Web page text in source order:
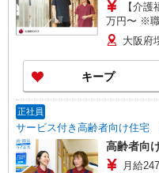
【介
万円〜 ※職務手当、特別職務手当、働きがい向上
手当、日
均5回分）
ます。 ◎残業時は別途時間外手当支給（超過1
分
大阪府
キープ
正社員
サービス付き高齢者向け住宅
高齢者向
月給